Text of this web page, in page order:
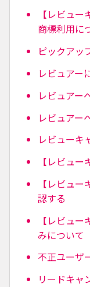
【レビュ
商標利用に
ピックアッ
レビュアー
レビュアー
レビュアー
レビューキ
【レビュ
【レビュ
認する
【レビュ
みについて
不正ユーザ
リードキャ